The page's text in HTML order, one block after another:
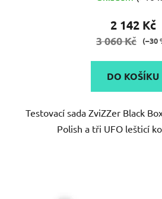
je
5
2 142 Kč
3 060 Kč (–30
DO KOŠÍKU
Testovací sada ZviZZer Black
Polish a tři UFO lešticí